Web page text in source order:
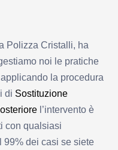
Polizza Cristalli, ha
noi le pratiche
la procedura
di Sostituzione
l’intervento è
con qualsiasi
99% dei casi se siete